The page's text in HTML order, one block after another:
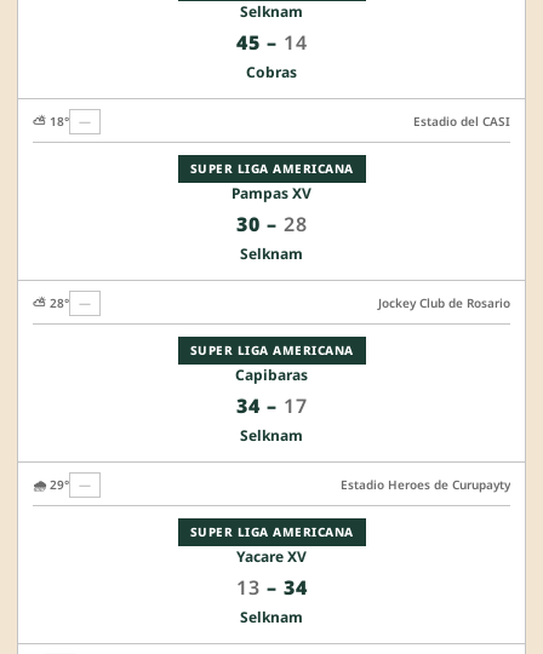
Selknam
45 – 14
Cobras
SUPER LIGA AMERICANA
Pampas XV
30 – 28
Selknam
⛅ 18° — Estadio del CASI
SUPER LIGA AMERICANA
Capibaras
34– 17
Selknam
⛅ 28° — Jockey Club de Rosario
SUPER LIGA AMERICANA
Yacare XV
13 – 34
Selknam
🌧️ 29° — Estadio Heroes de Curupayty